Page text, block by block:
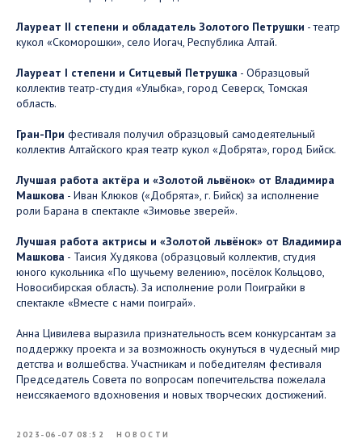
Лауреат II степени и обладатель Золотого Петрушки - театр
кукол «Скоморошки», село Иогач, Республика Алтай.
Лауреат I степени и Ситцевый Петрушка - Образцовый
коллектив театр-студия «Улыбка», город Северск, Томская
область.
Гран-При фестиваля получил образцовый самодеятельный
коллектив Алтайского края театр кукол «Добрята», город Бийск.
Лучшая работа актёра и «Золотой львёнок» от Владимира
Машкова - Иван Клюков («Добрята», г. Бийск) за исполнение
роли Барана в спектакле «Зимовье зверей».
Лучшая работа актрисы и «Золотой львёнок» от Владимира
Машкова - Таисия Худякова (образцовый коллектив, студия
юного кукольника «По щучьему велению», посёлок Кольцово,
Новосибирская область). За исполнение роли Поиграйки в
спектакле «Вместе с нами поиграй».
Анна Цивилева выразила признательность всем конкурсантам за
поддержку проекта и за возможность окунуться в чудесный мир
детства и волшебства. Участникам и победителям фестиваля
Председатель Совета по вопросам попечительства пожелала
неиссякаемого вдохновения и новых творческих достижений.
2023-06-07 08:52 НОВОСТИ